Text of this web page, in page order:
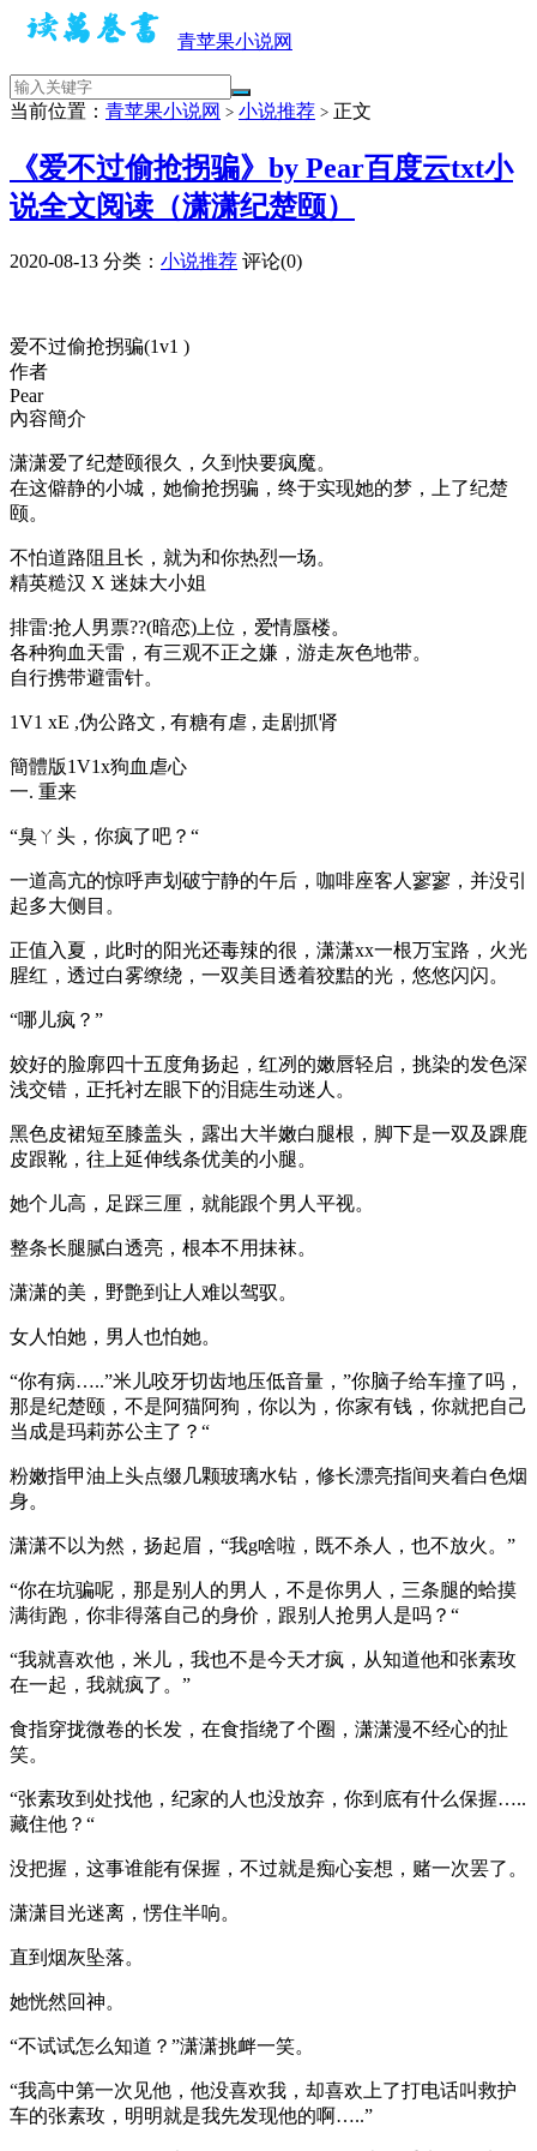
青苹果小说网
当前位置： 青苹果小说网 > 小说推荐 > 正文
《爱不过偷抢拐骗》by Pear百度云txt小
说全文阅读（潇潇纪楚颐）
2020-08-13 分类： 小说推荐 评论(0)
爱不过偷抢拐骗(1v1 )
作者
Pear
內容簡介
潇潇爱了纪楚颐很久，久到快要疯魔。
在这僻静的小城，她偷抢拐骗，终于实现她的梦，上了纪楚
颐。
不怕道路阻且长，就为和你热烈一场。
精英糙汉 X 迷妹大小姐
排雷:抢人男票??(暗恋)上位，爱情蜃楼。
各种狗血天雷，有三观不正之嫌，游走灰色地带。
自行携带避雷针。
1V1 xE ,伪公路文 , 有糖有虐 , 走剧抓肾
簡體版1V1x狗血虐心
一. 重来
“臭ㄚ头，你疯了吧？“
一道高亢的惊呼声划破宁静的午后，咖啡座客人寥寥，并没引
起多大侧目。
正值入夏，此时的阳光还毒辣的很，潇潇xx一根万宝路，火光
腥红，透过白雾缭绕，一双美目透着狡黠的光，悠悠闪闪。
“哪儿疯？”
姣好的脸廓四十五度角扬起，红冽的嫩唇轻启，挑染的发色深
浅交错，正托衬左眼下的泪痣生动迷人。
黑色皮裙短至膝盖头，露出大半嫩白腿根，脚下是一双及踝鹿
皮跟靴，往上延伸线条优美的小腿。
她个儿高，足踩三厘，就能跟个男人平视。
整条长腿腻白透亮，根本不用抹袜。
潇潇的美，野艶到让人难以驾驭。
女人怕她，男人也怕她。
“你有病…..”米儿咬牙切齿地压低音量，”你脑子给车撞了吗，
那是纪楚颐，不是阿猫阿狗，你以为，你家有钱，你就把自己
当成是玛莉苏公主了？“
粉嫩指甲油上头点缀几颗玻璃水钻，修长漂亮指间夹着白色烟
身。
潇潇不以为然，扬起眉，“我g啥啦，既不杀人，也不放火。”
“你在坑骗呢，那是别人的男人，不是你男人，三条腿的蛤摸
满街跑，你非得落自己的身价，跟别人抢男人是吗？“
“我就喜欢他，米儿，我也不是今天才疯，从知道他和张素玫
在一起，我就疯了。”
食指穿拢微卷的长发，在食指绕了个圈，潇潇漫不经心的扯
笑。
“张素玫到处找他，纪家的人也没放弃，你到底有什么保握…..
藏住他？“
没把握，这事谁能有保握，不过就是痴心妄想，赌一次罢了。
潇潇目光迷离，愣住半响。
直到烟灰坠落。
她恍然回神。
“不试试怎么知道？”潇潇挑衅一笑。
“我高中第一次见他，他没喜欢我，却喜欢上了打电话叫救护
车的张素玫，明明就是我先发现他的啊…..”